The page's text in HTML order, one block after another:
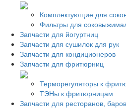
Комплектующие для
Фильтры для
Запчасти для йогуртниц
Запчасти для сушилок для рук
Запчасти для кондиционеров
Запчасти для фритюрниц
Терморегуляторы к
ТЭНы к фритюрницам
Запчасти для ресторанов,